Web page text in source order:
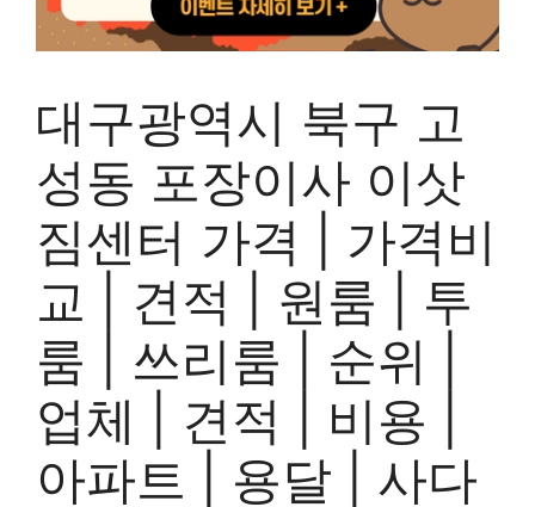
대구광역시 북구 고
성동 포장이사 이삿
짐센터 가격 | 가격비
교 | 견적 | 원룸 | 투
룸 | 쓰리룸 | 순위 |
업체 | 견적 | 비용 |
아파트 | 용달 | 사다